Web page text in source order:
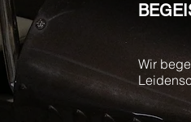
Wir